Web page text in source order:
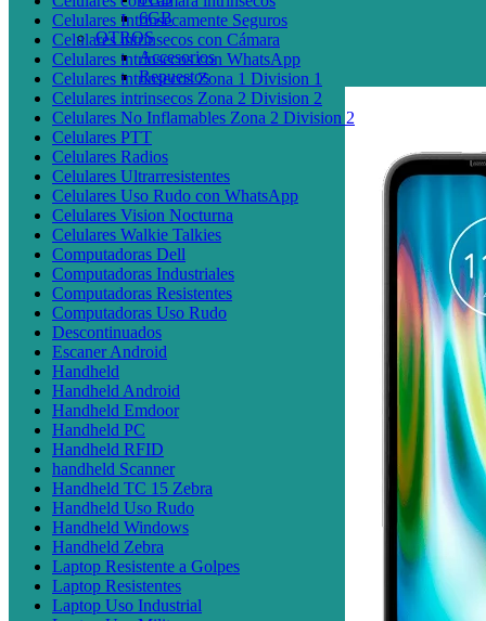
6GB
OTROS
Accesorios
Repuestos
Celulares Intrinsecamente Seguros
Celulares intrínsecos con Cámara
Celulares intrínsecos con WhatsApp
Celulares intrinsecos Zona 1 Division 1
Celulares intrinsecos Zona 2 Division 2
Celulares No Inflamables Zona 2 Division 2
Celulares PTT
Celulares Radios
Celulares Ultrarresistentes
Celulares Uso Rudo con WhatsApp
Celulares Vision Nocturna
Celulares Walkie Talkies
Computadoras Dell
Computadoras Industriales
Computadoras Resistentes
Computadoras Uso Rudo
Descontinuados
Escaner Android
Handheld
Handheld Android
Handheld Emdoor
Handheld PC
Handheld RFID
handheld Scanner
Handheld TC 15 Zebra
Handheld Uso Rudo
Handheld Windows
Handheld Zebra
Laptop Resistente a Golpes
Laptop Resistentes
Laptop Uso Industrial